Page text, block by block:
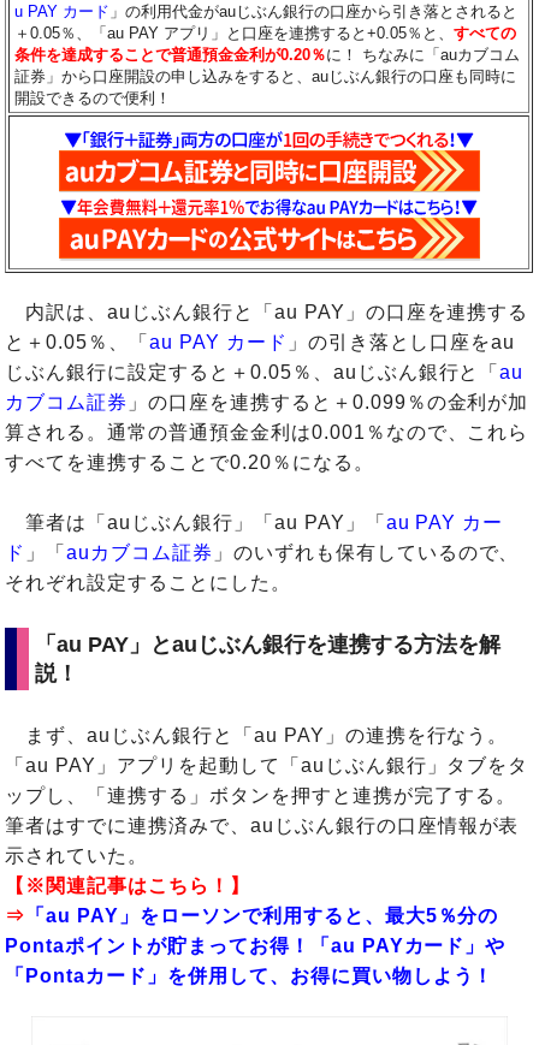
u PAY カード 」の利用代金がauじぶん銀行の口座から引き落とされると
＋0.05％、「au PAY アプリ」と口座を連携すると+0.05％と、すべての
条件を達成することで普通預金金利が0.20％に！ ちなみに「auカブコム
証券」から口座開設の申し込みをすると、auじぶん銀行の口座も同時に
開設できるので便利！
内訳は、auじぶん銀行と「au PAY」の口座を連携する
と＋0.05％、「au PAY カード 」の引き落とし口座をau
じぶん銀行に設定すると＋0.05％、auじぶん銀行と「au
カブコム証券 」の口座を連携すると＋0.099％の金利が加
算される。通常の普通預金金利は0.001％なので、これら
すべてを連携することで0.20％になる。
筆者は「auじぶん銀行」「au PAY」「 au PAY カー
ド 」「auカブコム証券 」のいずれも保有しているので、
それぞれ設定することにした。
「au PAY」とauじぶん銀行を連携する方法を解
説！
まず、auじぶん銀行と「au PAY」の連携を行なう。
「au PAY」アプリを起動して「auじぶん銀行」タブをタ
ップし、「連携する」ボタンを押すと連携が完了する。
筆者はすでに連携済みで、auじぶん銀行の口座情報が表
示されていた。
【※関連記事はこちら！】
⇒ 「au PAY」をローソンで利用すると、最大5％分の
Pontaポイントが貯まってお得！「au PAYカード」や
「Pontaカード」を併用して、お得に買い物しよう！